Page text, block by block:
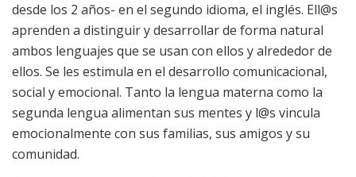
desde los 2 años- en el segundo idioma, el inglés. Ell@s
aprenden a distinguir y desarrollar de forma natural
ambos lenguajes que se usan con ellos y alrededor de
ellos. Se les estimula en el desarrollo comunicacional,
social y emocional. Tanto la lengua materna como la
segunda lengua alimentan sus mentes y l@s vincula
emocionalmente con sus familias, sus amigos y su
comunidad.